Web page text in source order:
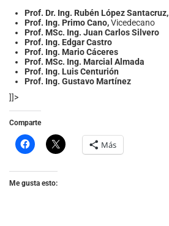
Prof. Dr. Ing. Rubén López Santacruz,
Prof. Ing. Primo Cano,Vicedecano
Prof. MSc. Ing. Juan Carlos Silvero
Prof. Ing. Edgar Castro
Prof. Ing. Mario Cáceres
Prof. MSc. Ing. Marcial Almada
Prof. Ing. Luis Centurión
Prof. Ing. Gustavo Martínez
]]>
Comparte
Más
Me gusta esto: